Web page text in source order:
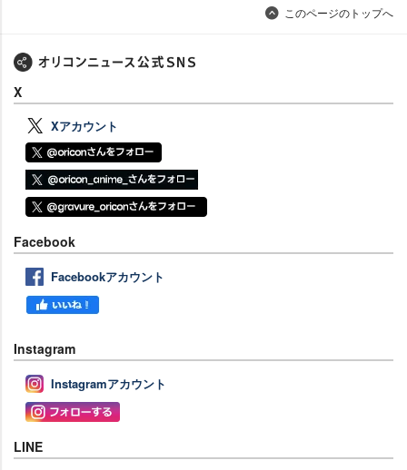
このページのトップへ
X
Xアカウント
Facebook
Facebookアカウント
Instagram
Instagramアカウント
LINE